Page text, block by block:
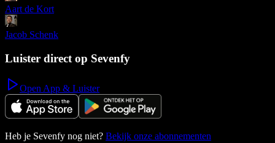
Aart de Kort
Jacob Schenk
Luister direct op Sevenfy
Open App & Luister
Heb je Sevenfy nog niet? Bekijk onze abonnementen